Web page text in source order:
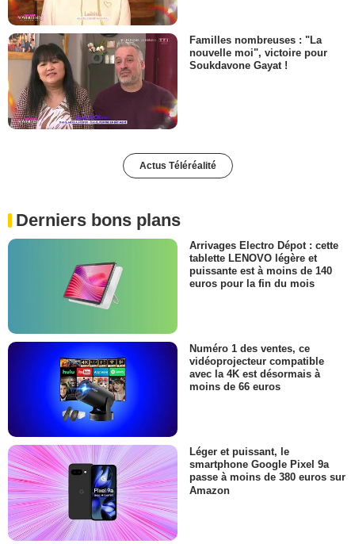
Familles nombreuses : "La
nouvelle moi", victoire pour
Soukdavone Gayat !
Actus Téléréalité
Derniers bons plans
Arrivages Electro Dépot : cette
tablette LENOVO légère et
puissante est à moins de 140
euros pour la fin du mois
Numéro 1 des ventes, ce
vidéoprojecteur compatible
avec la 4K est désormais à
moins de 66 euros
Léger et puissant, le
smartphone Google Pixel 9a
passe à moins de 380 euros sur
Amazon